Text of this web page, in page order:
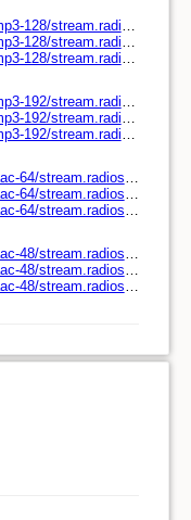
https://stream.radiosaw.de/saw-party/mp3-128/stream.radiosaw.de/
https://stream.radiosaw.de/saw-party/mp3-128/stream.radiosaw.de/play.pls
https://stream.radiosaw.de/saw-party/mp3-128/stream.radiosaw.de/play.m3u
https://stream.radiosaw.de/saw-party/mp3-192/stream.radiosaw.de/
https://stream.radiosaw.de/saw-party/mp3-192/stream.radiosaw.de/play.pls
https://stream.radiosaw.de/saw-party/mp3-192/stream.radiosaw.de/play.m3u
https://stream.radiosaw.de/saw-party/aac-64/stream.radiosaw.de/
https://stream.radiosaw.de/saw-party/aac-64/stream.radiosaw.de/play.pls
https://stream.radiosaw.de/saw-party/aac-64/stream.radiosaw.de/play.m3u
https://stream.radiosaw.de/saw-party/aac-48/stream.radiosaw.de/
https://stream.radiosaw.de/saw-party/aac-48/stream.radiosaw.de/play.pls
https://stream.radiosaw.de/saw-party/aac-48/stream.radiosaw.de/play.m3u